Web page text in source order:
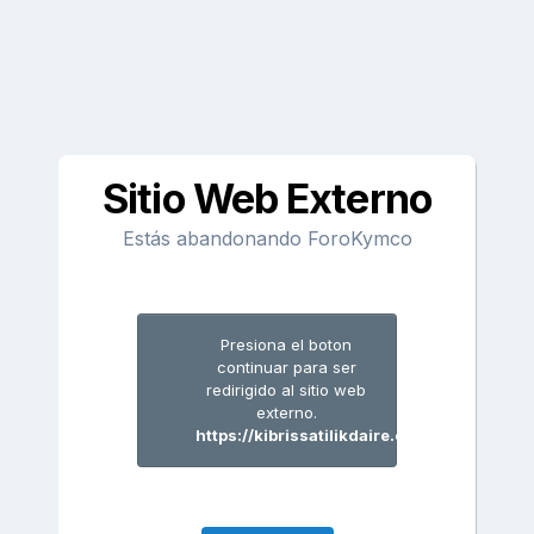
Sitio Web Externo
Estás abandonando ForoKymco
Presiona el boton
continuar para ser
redirigido al sitio web
externo.
https://kibrissatilikdaire.com